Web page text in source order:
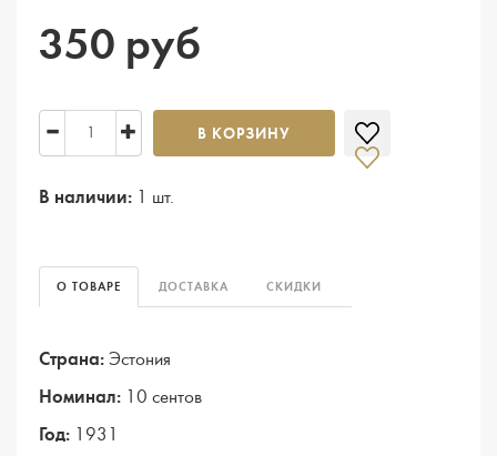
350 руб
В КОРЗИНУ
В наличии: 1 шт.
О ТОВАРЕ ДОСТАВКА СКИДКИ
Страна: Эстония
Номинал: 10 сентов
Год: 1931